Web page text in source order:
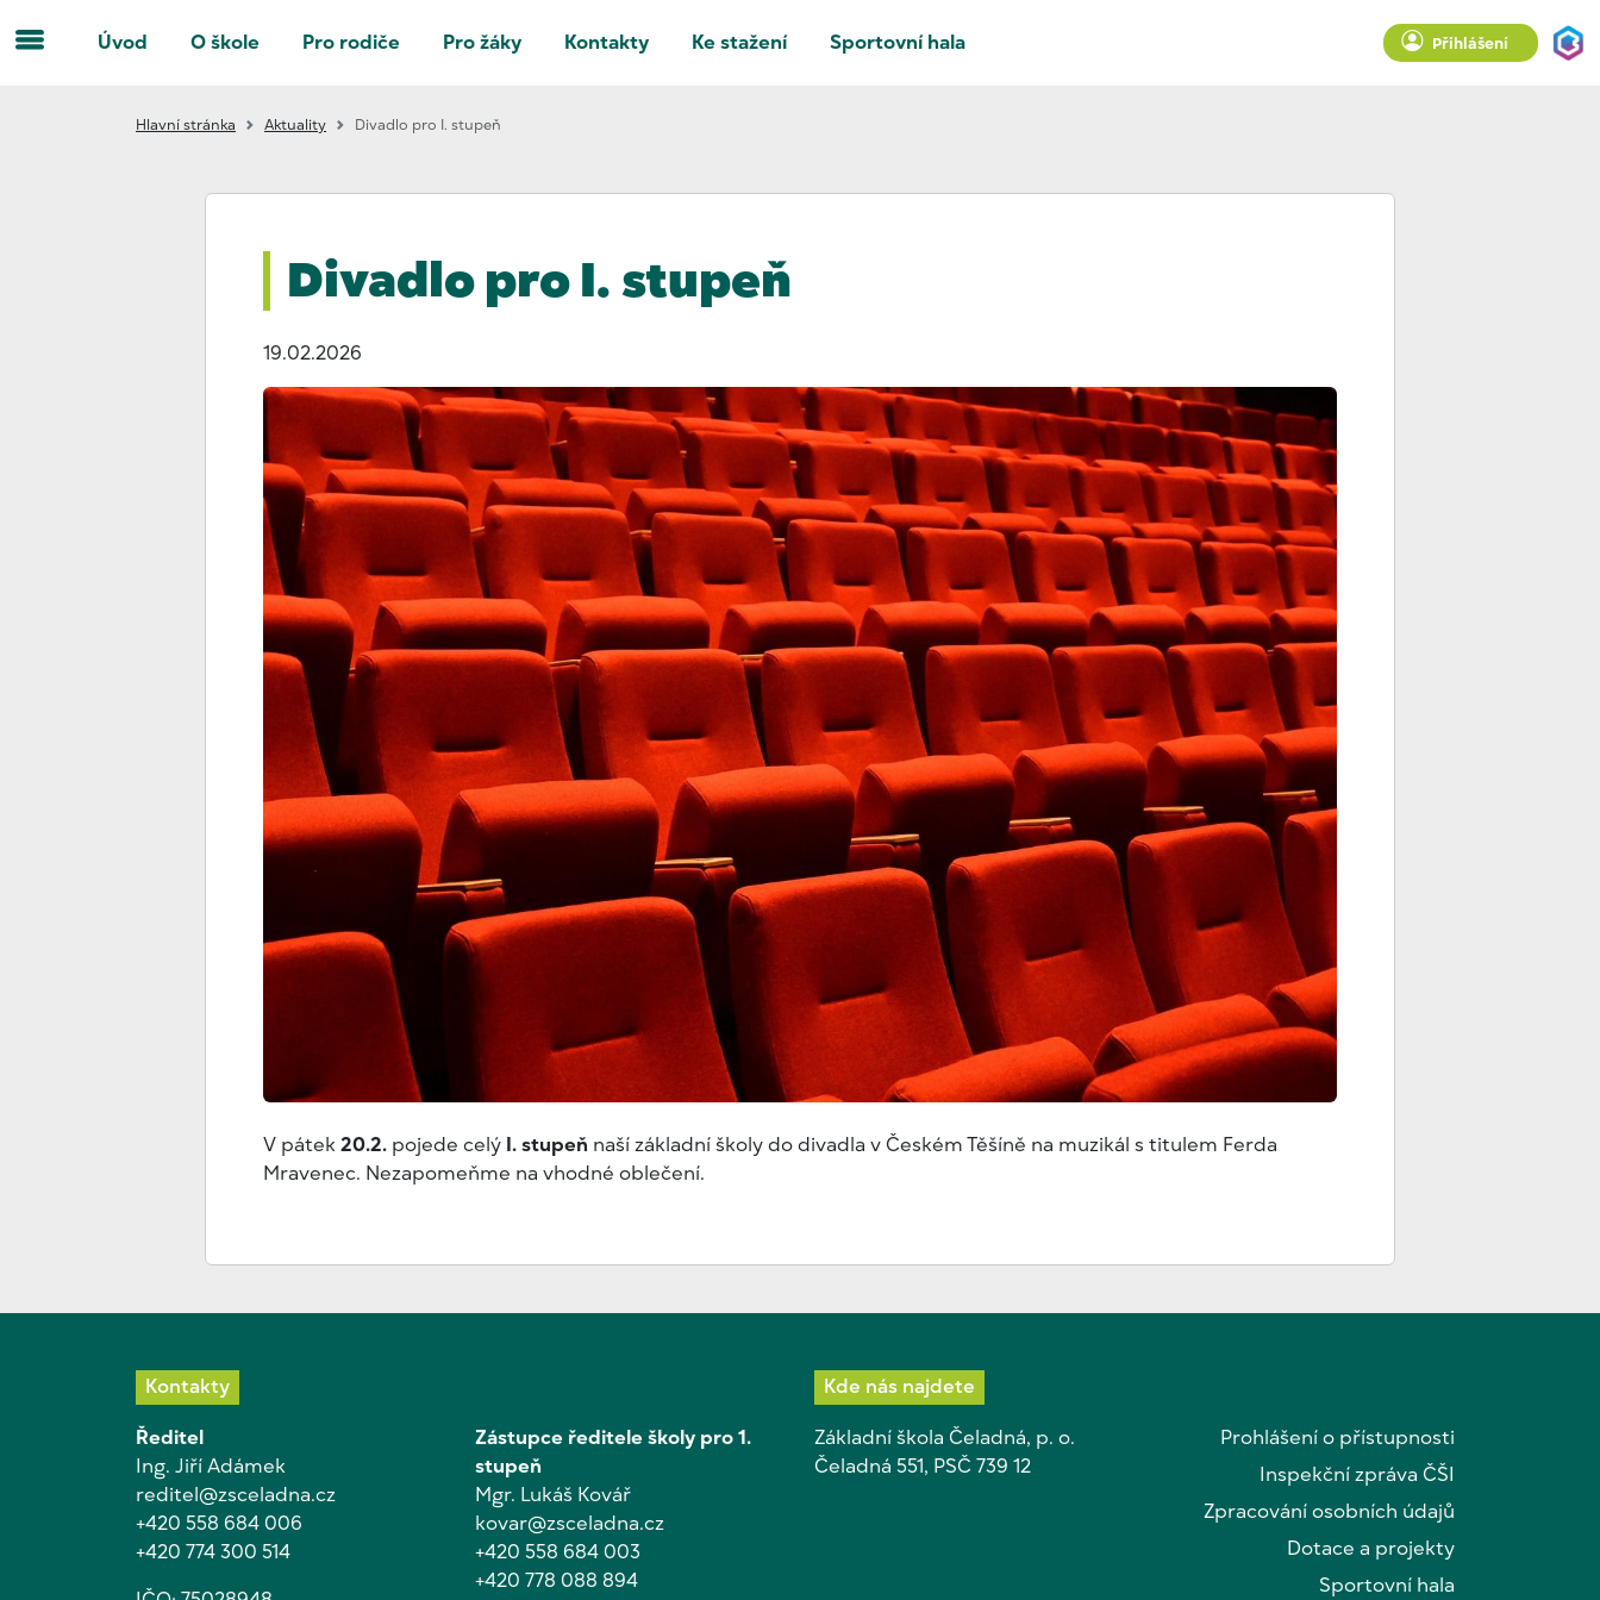
Úvod O škole Pro rodiče Pro žáky Kontakty Ke stažení Sportovní hala Přihlášení
Hlavní stránka Aktuality Divadlo pro I. stupeň
Divadlo pro I. stupeň
19.02.2026
V pátek20.2. pojede celý I. stupeň naší základní školy do divadla v Českém Těšíně na muzikál s titulem Ferda
Mravenec. Nezapomeňme na vhodné oblečení.
Kontakty
Ředitel
Ing. Jiří Adámek
reditel@zsceladna.cz
+420 558 684 006
+420 774 300 514
Zástupce ředitele školy pro 1.
stupeň
Mgr. Lukáš Kovář
kovar@zsceladna.cz
+420 558 684 003
+420 778 088 894
Kde nás najdete
Základní škola Čeladná, p. o.
Čeladná 551, PSČ 739 12
Prohlášení o přístupnosti
Inspekční zpráva ČŠI
Zpracování osobních údajů
Dotace a projekty
Sportovní hala